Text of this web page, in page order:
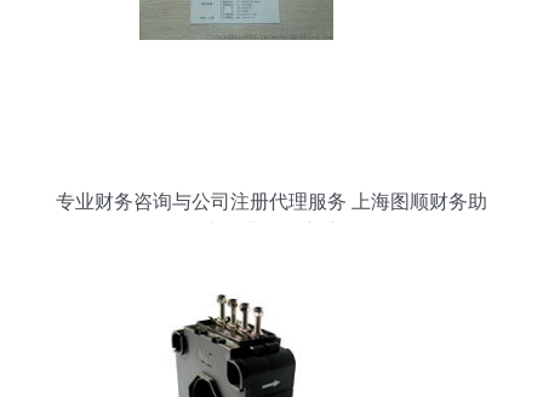
专业财务咨询与公司注册代理服务 上海图顺财务助